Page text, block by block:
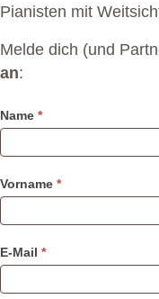
Pianisten mit
Melde dich (und
an:
Mitarbeiterfest
2025
Name *
Vorname *
E-Mail *